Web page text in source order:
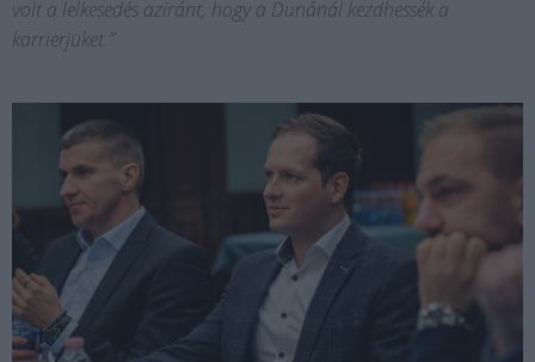
volt a lelkesedés aziránt, hogy a Dunánál kezdhessék a
karrierjüket.”